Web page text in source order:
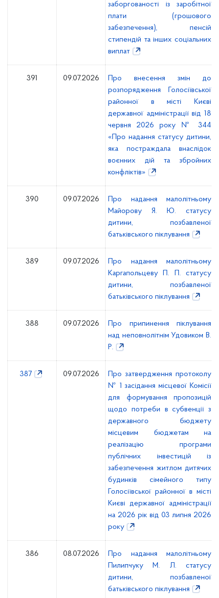
заборгованості із заробітної
плати (грошового
забезпечення), пенсій
стипендій та інших соціальних
виплат
391 09.07.2026
Про внесення змін до
розпорядження Голосіївської
районної в місті Києві
державної адміністрації від 18
червня 2026 року № 344
«Про надання статусу дитини,
яка постраждала внаслідок
воєнних дій та збройних
конфліктів»
390 09.07.2026
Про надання малолітньому
Майорову Я. Ю. статусу
дитини, позбавленої
батьківського піклування
389 09.07.2026
Про надання малолітньому
Каргапольцеву П. П. статусу
дитини, позбавленої
батьківського піклування
388 09.07.2026
Про припинення піклування
над неповнолітнім Удовиком В.
Р.
387 09.07.2026
Про затвердження протоколу
№ 1 засідання місцевої Комісії
для формування пропозицій
щодо потреби в субвенції з
державного бюджету
місцевим бюджетам на
реалізацію програми
публічних інвестицій із
забезпечення житлом дитячих
будинків сімейного типу
Голосіївської районної в місті
Києві державної адміністрації
на 2026 рік від 03 липня 2026
року
386 08.07.2026
Про надання малолітньому
Пилипчуку М. Л. статусу
дитини, позбавленої
батьківського піклування